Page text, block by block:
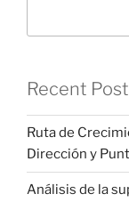
Recent
Ruta de
Dirección y
Análisis de la